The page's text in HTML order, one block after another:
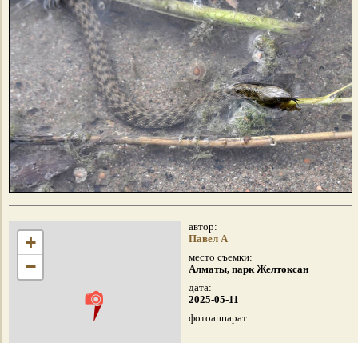
+
−
автор:
Павел А
место съемки:
Алматы, парк Желтоксан
дата:
2025-05-11
фотоаппарат: